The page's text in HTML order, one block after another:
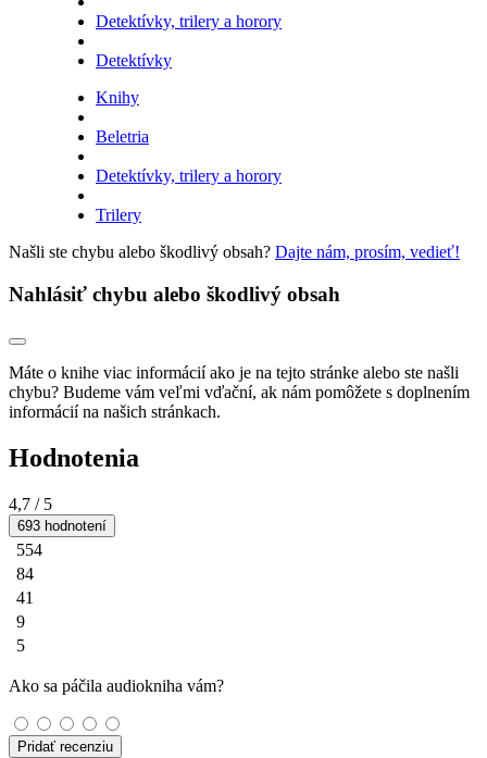
Detektívky, trilery a horory
Detektívky
Knihy
Beletria
Detektívky, trilery a horory
Trilery
Našli ste chybu alebo škodlivý obsah? Dajte nám, prosím, vedieť!
Nahlásiť chybu alebo škodlivý obsah
Máte o knihe viac informácií ako je na tejto stránke alebo ste našli
chybu? Budeme vám veľmi vďační, ak nám pomôžete s doplnením
informácií na našich stránkach.
Hodnotenia
4,7 / 5
693 hodnotení
554
84
41
9
5
Ako sa páčila audiokniha vám?
Pridať recenziu